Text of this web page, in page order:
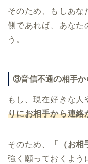
そのため、もしあな
側であれば、あなた
う。
③音信不通の相手か
もし、現在好きな人
りにお相手から連絡
そのため、 「（お
強く願っておくよう